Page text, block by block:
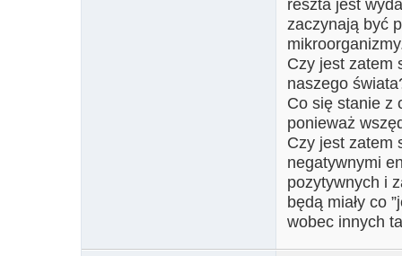
reszta jest
zaczynają być
Czy jest zatem
naszego
Co się stanie z
ponieważ
Czy jest zatem
negatywnymi
pozytywnych i
będą miały co
wobec innych